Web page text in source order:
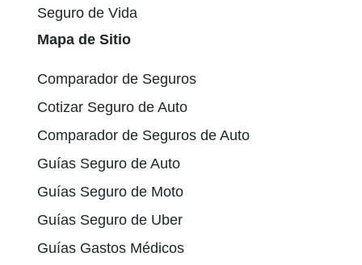
Seguro de Vida
Mapa de Sitio
Comparador de Seguros
Cotizar Seguro de Auto
Comparador de Seguros de Auto
Guías Seguro de Auto
Guías Seguro de Moto
Guías Seguro de Uber
Guías Gastos Médicos